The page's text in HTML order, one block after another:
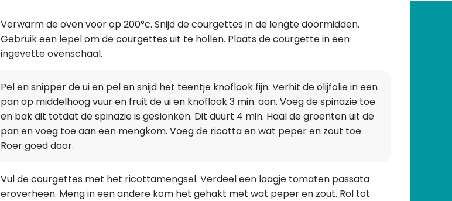
Verwarm de oven voor op 200°c. Snijd de courgettes in de lengte doormidden.
Gebruik een lepel om de courgettes uit te hollen. Plaats de courgette in een
ingevette ovenschaal.
Pel en snipper de ui en pel en snijd het teentje knoflook fijn. Verhit de olijfolie in een
pan op middelhoog vuur en fruit de ui en knoflook 3 min. aan. Voeg de spinazie toe
en bak dit totdat de spinazie is geslonken. Dit duurt 4 min. Haal de groenten uit de
pan en voeg toe aan een mengkom. Voeg de ricotta en wat peper en zout toe.
Roer goed door.
Vul de courgettes met het ricottamengsel. Verdeel een laagje tomaten passata
eroverheen. Meng in een andere kom het gehakt met wat peper en zout. Rol tot